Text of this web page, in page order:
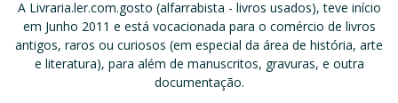
A Livraria.ler.com.gosto (alfarrabista - livros usados), teve início
em Junho 2011 e está vocacionada para o comércio de livros
antigos, raros ou curiosos (em especial da área de história, arte
e literatura), para além de manuscritos, gravuras, e outra
documentação.